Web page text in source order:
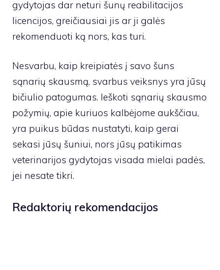
gydytojas dar neturi šunų reabilitacijos
licencijos, greičiausiai jis ar ji galės
rekomenduoti ką nors, kas turi.
Nesvarbu, kaip kreipiatės į savo šuns
sąnarių skausmą, svarbus veiksnys yra jūsų
bičiulio patogumas. Ieškoti sąnarių skausmo
požymių, apie kuriuos kalbėjome aukščiau,
yra puikus būdas nustatyti, kaip gerai
sekasi jūsų šuniui, nors jūsų patikimas
veterinarijos gydytojas visada mielai padės,
jei nesate tikri.
Redaktorių rekomendacijos